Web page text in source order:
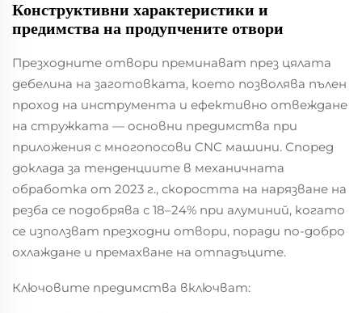
Конструктивни характеристики и
предимства на продупчените отвори
Презходните отвори преминават през цялата
дебелина на заготовката, което позволява пълен
проход на инструмента и ефективно отвеждане
на стружката — основни предимства при
приложения с многопосови CNC машини. Според
доклада за тенденциите в механичната
обработка от 2023 г., скоростта на нарязване на
резба се подобрява с 18–24% при алуминий, когато
се използват презходни отвори, поради по-добро
охлаждане и премахване на отпадъците.
Ключовите предимства включват: